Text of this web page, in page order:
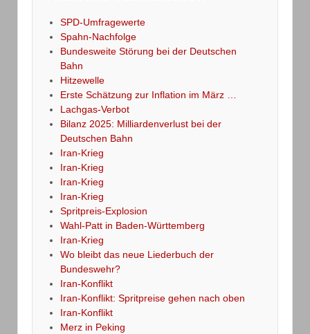
SPD-Umfragewerte
Spahn-Nachfolge
Bundesweite Störung bei der Deutschen
Bahn
Hitzewelle
Erste Schätzung zur Inflation im März …
Lachgas-Verbot
Bilanz 2025: Milliardenverlust bei der
Deutschen Bahn
Iran-Krieg
Iran-Krieg
Iran-Krieg
Iran-Krieg
Spritpreis-Explosion
Wahl-Patt in Baden-Württemberg
Iran-Krieg
Wo bleibt das neue Liederbuch der
Bundeswehr?
Iran-Konflikt
Iran-Konflikt: Spritpreise gehen nach oben
Iran-Konflikt
Merz in Peking